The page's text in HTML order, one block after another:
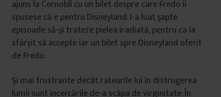
ajuns la Cernobîl cu un bilet despre care Fredo îi
spusese că e pentru Disneyland. I-a luat şapte
episoade să-şi trateze pielea iradiată, pentru ca la
sfârşit să accepte iar un bilet spre Disneyland oferit
de Fredo.
Şi mai frustrante decât rateurile lui în distrugerea
lumii sunt încercările de-a scăpa de virginitate. În